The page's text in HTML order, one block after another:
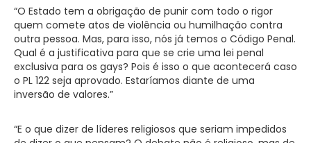
“O Estado tem a obrigação de punir com todo o rigor
quem comete atos de violência ou humilhação contra
outra pessoa. Mas, para isso, nós já temos o Código Penal.
Qual é a justificativa para que se crie uma lei penal
exclusiva para os gays? Pois é isso o que acontecerá caso
o PL 122 seja aprovado. Estaríamos diante de uma
inversão de valores.”
“E o que dizer de líderes religiosos que seriam impedidos